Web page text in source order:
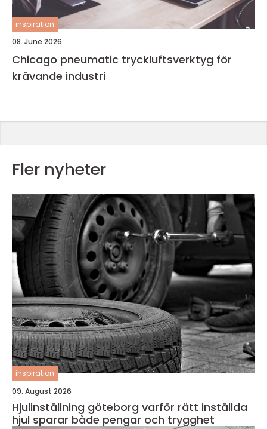
inspiration
08. June 2026
Chicago pneumatic tryckluftsverktyg för
krävande industri
Fler nyheter
inspiration
09. August 2026
Hjulinställning göteborg varför rätt inställda
hjul sparar både pengar och trygghet